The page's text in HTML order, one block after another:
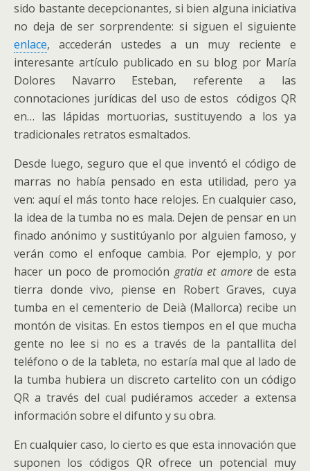
sido bastante decepcionantes, si bien alguna iniciativa
no deja de ser sorprendente: si siguen el siguiente
enlace, accederán ustedes a un muy reciente e
interesante artículo publicado en su blog por María
Dolores Navarro Esteban, referente a las
connotaciones jurídicas del uso de estos códigos QR
en… las lápidas mortuorias, sustituyendo a los ya
tradicionales retratos esmaltados.
Desde luego, seguro que el que inventó el código de
marras no había pensado en esta utilidad, pero ya
ven: aquí el más tonto hace relojes. En cualquier caso,
la idea de la tumba no es mala. Dejen de pensar en un
finado anónimo y sustitúyanlo por alguien famoso, y
verán como el enfoque cambia. Por ejemplo, y por
hacer un poco de promoción gratia et amorede esta
tierra donde vivo, piense en Robert Graves, cuya
tumba en el cementerio de Deià (Mallorca) recibe un
montón de visitas. En estos tiempos en el que mucha
gente no lee si no es a través de la pantallita del
teléfono o de la tableta, no estaría mal que al lado de
la tumba hubiera un discreto cartelito con un código
QR a través del cual pudiéramos acceder a extensa
información sobre el difunto y su obra.
En cualquier caso, lo cierto es que esta innovación que
suponen los códigos QR ofrece un potencial muy